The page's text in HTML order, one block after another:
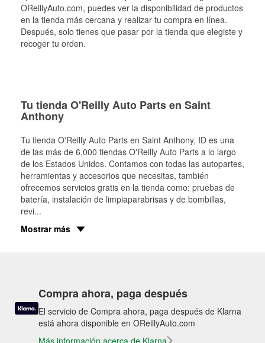
OReillyAuto.com, puedes ver la disponibilidad de productos
en la tienda más cercana y realizar tu compra en línea.
Después, solo tienes que pasar por la tienda que elegiste y
recoger tu orden.
Tu tienda O'Reilly Auto Parts en Saint
Anthony
Tu tienda O'Reilly Auto Parts en Saint Anthony, ID es una
de las más de 6,000 tiendas O'Reilly Auto Parts a lo largo
de los Estados Unidos. Contamos con todas las autopartes,
herramientas y accesorios que necesitas, también
ofrecemos servicios gratis en la tienda como: pruebas de
batería, instalación de limpiaparabrisas y de bombillas,
revi...
Mostrar más
Compra ahora, paga después
El servicio de Compra ahora, paga después de Klarna
está ahora disponible en OReillyAuto.com
Más información acerca de Klarna